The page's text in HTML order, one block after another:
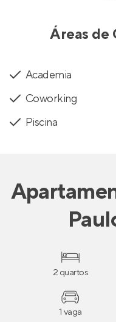
Áreas de
Academia
Coworking
Piscina
2 quartos
1 vaga